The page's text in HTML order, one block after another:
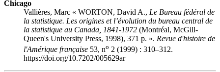
Chicago
Vallières, Marc « WORTON, David A., Le Bureau fédéral de
la statistique. Les origines et l’évolution du bureau central de
la statistique au Canada, 1841-1972 (Montréal, McGill-
Queen's University Press, 1998), 371 p. ». Revue d'histoire de
l'Amérique française 53, no 2 (1999) : 310–312.
https://doi.org/10.7202/005629ar